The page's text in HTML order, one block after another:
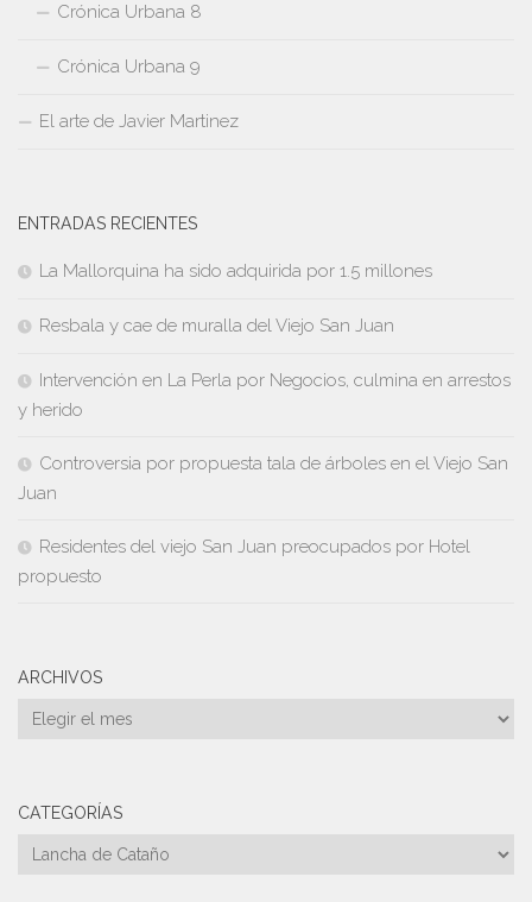
Crónica Urbana 8
Crónica Urbana 9
El arte de Javier Martinez
ENTRADAS RECIENTES
La Mallorquina ha sido adquirida por 1.5 millones
Resbala y cae de muralla del Viejo San Juan
Intervención en La Perla por Negocios, culmina en arrestos
y herido
Controversia por propuesta tala de árboles en el Viejo San
Juan
Residentes del viejo San Juan preocupados por Hotel
propuesto
ARCHIVOS
Archivos
CATEGORÍAS
Categorías